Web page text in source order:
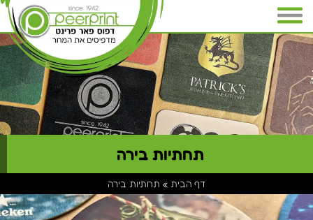
תחתיות בירה
דף הבית » תחתיות בירה